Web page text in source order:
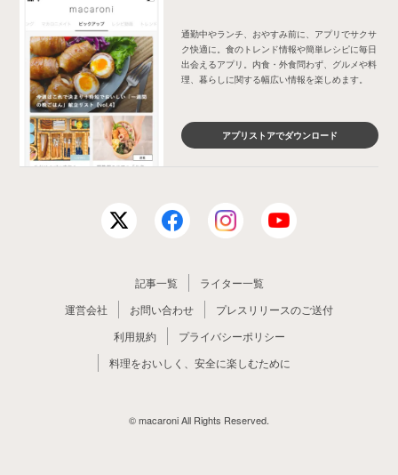
通勤中やランチ、おやすみ前に、アプリでサクサ
ク快適に。食のトレンド情報や簡単レシピに毎日
出会えるアプリ。内食・外食問わず、グルメや料
理、暮らしに関する幅広い情報を楽しめます。
アプリストアでダウンロード
記事一覧
ライター一覧
運営会社
お問い合わせ
プレスリリースのご送付
利用規約
プライバシーポリシー
料理をおいしく、安全に楽しむために
© macaroni All Rights Reserved.